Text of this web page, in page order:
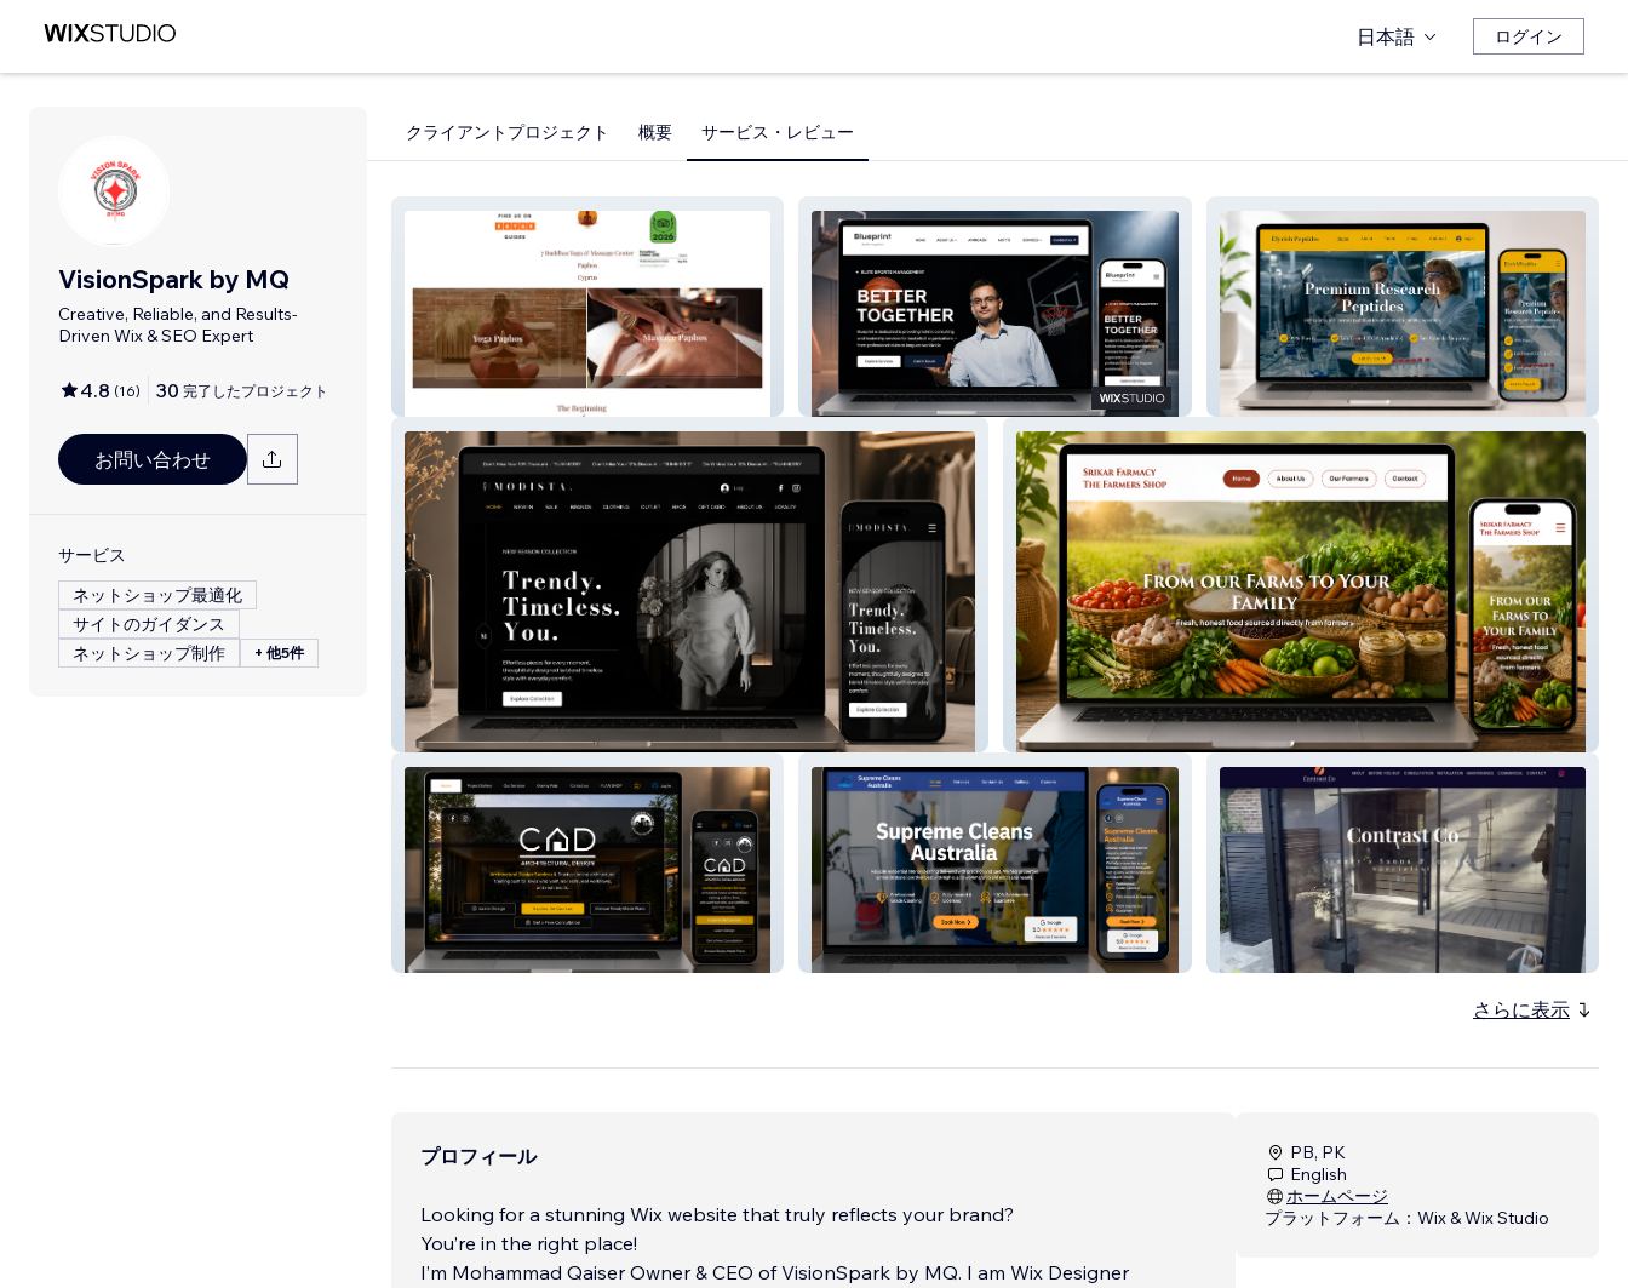
日本語 ログイン
VisionSpark by MQ
Creative, Reliable, and Results-
Driven Wix & SEO Expert
4.8 (16) 30 完了したプロジェクト
お問い合わせ
サービス
ネットショップ最適化
サイトのガイダンス
ネットショップ制作
+ 他5件
クライアントプロジェクト 概要 サービス・レビュー
Blueprint Elyrich Peptides
Modista Closet Srikar Farmacy 1
CAD Consultants Ltd Everlux Contrast Co
さらに表示
プロフィール
Looking for a stunning Wix website that truly reflects your brand?
You’re in the right place!
I’m Mohammad Qaiser Owner & CEO of VisionSpark by MQ. I am Wix Designer
PB, PK
English
ホームページ
プラットフォーム： Wix & Wix Studio